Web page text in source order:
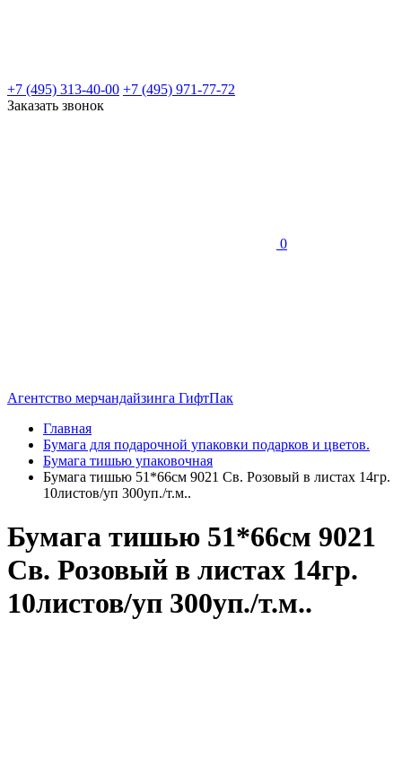
+7 (495) 313-40-00 +7 (495) 971-77-72
Заказать звонок
0
Агентство мерчандайзинга ГифтПак
Главная
Бумага для подарочной упаковки подарков и цветов.
Бумага тишью упаковочная
Бумага тишью 51*66см 9021 Св. Розовый в листах 14гр.
10листов/уп 300уп./т.м..
Бумага тишью 51*66см 9021
Св. Розовый в листах 14гр.
10листов/уп 300уп./т.м..